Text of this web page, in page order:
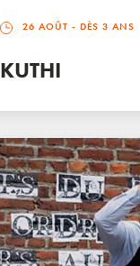
26 AOÛT - DÈS 3 ANS
KUTHI